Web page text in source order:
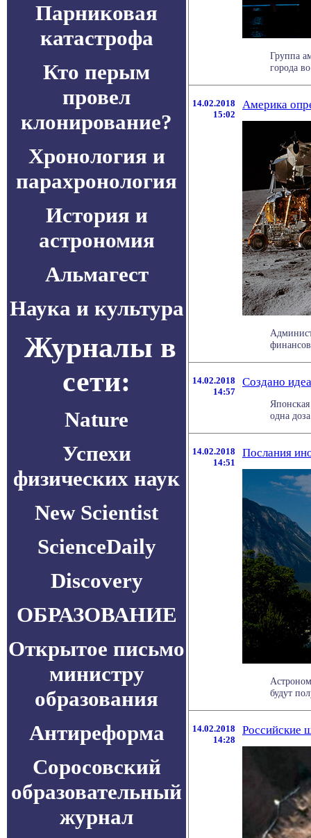
Парниковая
катастрофа
Кто перым
провел
клонирование?
Хронология и
парахронология
История и
астрономия
Альмагест
Наука и культура
Журналы в
сети:
Nature
Успехи
физических наук
New Scientist
ScienceDaily
Discovery
ОБРАЗОВАНИЕ
Открытое письмо
министру
образования
Антиреформа
Соросовский
образовательный
журнал
Группа
города
14.02.2018
15:02
Америка
14.02.2018
14:57
Создано
одна
14.02.2018
14:51
Послания
будут
14.02.2018
14:28
Российские